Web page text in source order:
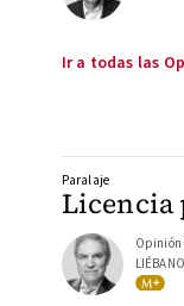
Ir a todas las
Licencia
Paralaje
Opinión